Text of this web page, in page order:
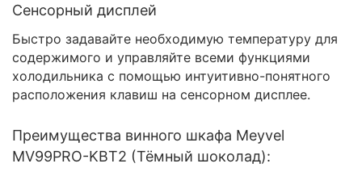
Сенсорный дисплей
Быстро задавайте необходимую температуру для
содержимого и управляйте всеми функциями
холодильника с помощью интуитивно-понятного
расположения клавиш на сенсорном дисплее.
Преимущества винного шкафа Meyvel
MV99PRO-KBT2 (Тёмный шоколад):